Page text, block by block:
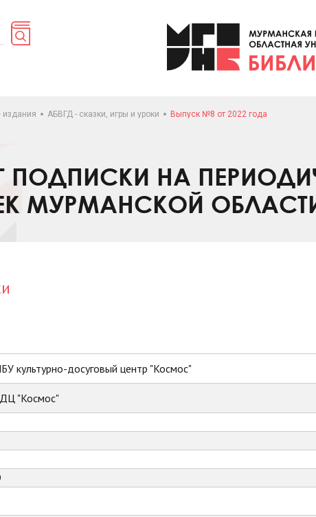
издания АБВГД - сказки, игры и уроки Выпуск №8 от 2022 года
НА
МУРМАНСКОЙ
культурно-досуговый центр "Космос"
"Космос"